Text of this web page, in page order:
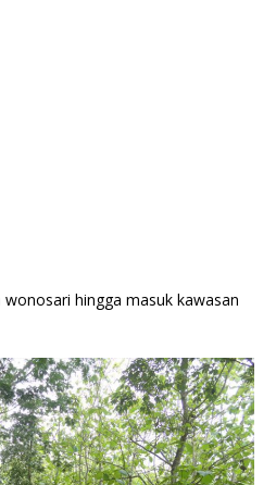
hingga masuk kawasan